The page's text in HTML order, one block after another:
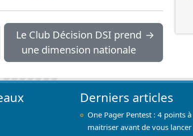
Le Club Décision DSI prend
une dimension nationale
→
Derniers articles
One Pager Pentest : 4 points à
maitriser avant de vous lancer